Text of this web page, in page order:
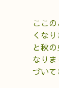
ここ
くな
と秋
なり
づいて